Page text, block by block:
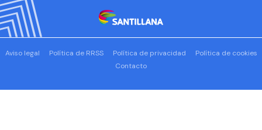
Aviso legal Política de RRSS Política de privacidad
Política de cookies
Contacto